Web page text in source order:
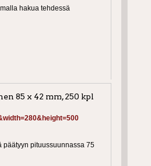
hakua tehdessä
85 x 42 mm, 250 kpl
päätyyn pituussuunnassa 75